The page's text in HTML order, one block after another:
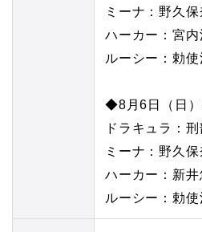
ミーナ：野久保
ハーカー：宮内
ルーシー：勅
◆8月6日（日
ドラキュラ：
ミーナ：野久保
ハーカー：新井
ルーシー：勅